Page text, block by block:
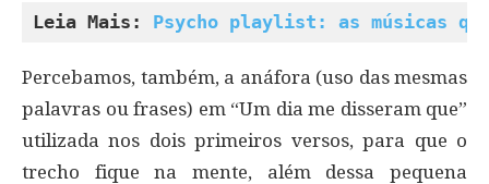
Leia Mais: Psycho playlist: as músicas
Percebamos, também, a anáfora (uso das mesmas
palavras ou frases) em “Um dia me disseram que”
utilizada nos dois primeiros versos, para que o
trecho fique na mente, além dessa pequena